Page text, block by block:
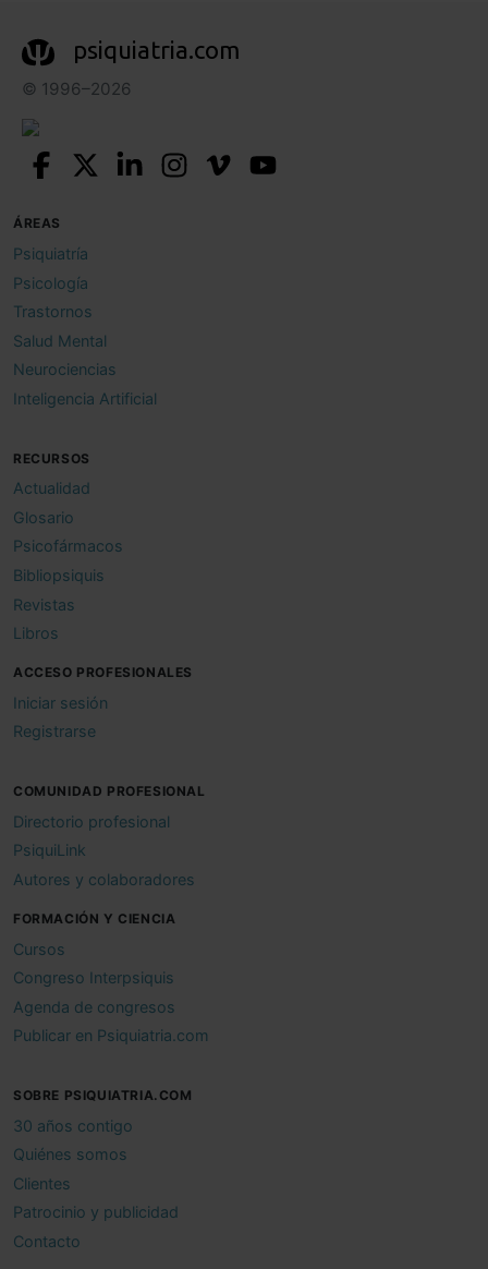
psiquiatria.com
© 1996–2026
ÁREAS
Psiquiatría
Psicología
Trastornos
Salud Mental
Neurociencias
Inteligencia Artificial
RECURSOS
Actualidad
Glosario
Psicofármacos
Bibliopsiquis
Revistas
Libros
ACCESO PROFESIONALES
Iniciar sesión
Registrarse
COMUNIDAD PROFESIONAL
Directorio profesional
PsiquiLink
Autores y colaboradores
FORMACIÓN Y CIENCIA
Cursos
Congreso Interpsiquis
Agenda de congresos
Publicar en Psiquiatria.com
SOBRE PSIQUIATRIA.COM
30 años contigo
Quiénes somos
Clientes
Patrocinio y publicidad
Contacto